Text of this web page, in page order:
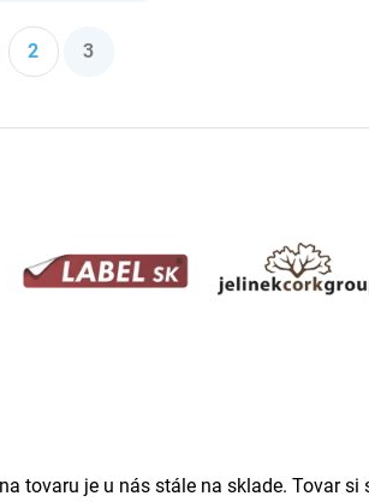
2 3
tovaru je u nás stále na sklade. Tovar si